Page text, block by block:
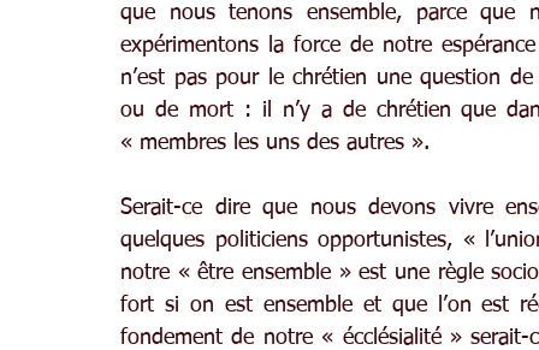
que nous tenons ensemble, parce
expérimentons la force de notre
n’est pas pour le chrétien une question
ou de mort : il n’y a de chrétien que
« membres les uns des autres ».
Serait-ce dire que nous devons vivre
quelques politiciens opportunistes, «
notre « être ensemble » est une règle
fort si on est ensemble et que l’on est
fondement de notre « écclésialité »